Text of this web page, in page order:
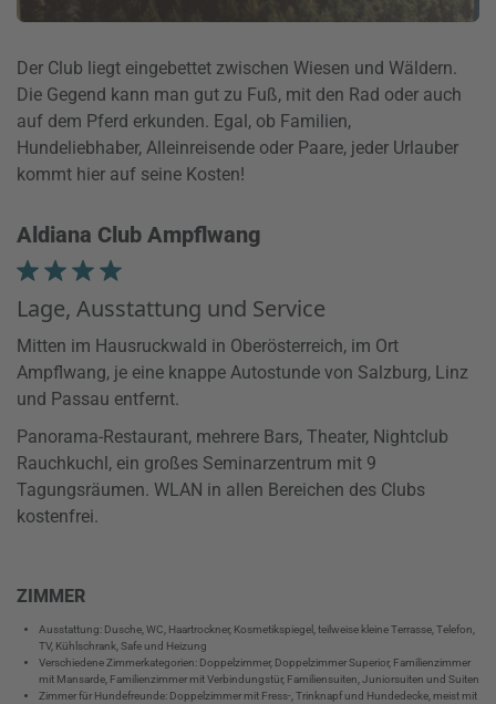
Der Club liegt eingebettet zwischen Wiesen und Wäldern.
Die Gegend kann man gut zu Fuß, mit den Rad oder auch
auf dem Pferd erkunden. Egal, ob Familien,
Hundeliebhaber, Alleinreisende oder Paare, jeder Urlauber
kommt hier auf seine Kosten!
Aldiana Club Ampflwang
Lage, Ausstattung und Service
Mitten im Hausruckwald in Oberösterreich, im Ort
Ampflwang, je eine knappe Autostunde von Salzburg, Linz
und Passau entfernt.
Panorama-Restaurant, mehrere Bars, Theater, Nightclub
Rauchkuchl, ein großes Seminarzentrum mit 9
Tagungsräumen. WLAN in allen Bereichen des Clubs
kostenfrei.
ZIMMER
Ausstattung: Dusche, WC, Haartrockner, Kosmetikspiegel, teilweise kleine Terrasse, Telefon,
TV, Kühlschrank, Safe und Heizung
Verschiedene Zimmerkategorien: Doppelzimmer, Doppelzimmer Superior, Familienzimmer
mit Mansarde, Familienzimmer mit Verbindungstür, Familiensuiten, Juniorsuiten und Suiten
Zimmer für Hundefreunde: Doppelzimmer mit Fress-, Trinknapf und Hundedecke, meist mit